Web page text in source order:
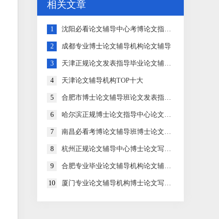
相关文章
1 沈阳必看论文辅导中心考博论文指导中心
2 成都专业博士论文辅导机构论文辅导
3 天津正规论文发表指导毕业论文辅导机构
4 天津论文辅导机构TOP十大
5 合肥市博士论文辅导班论文发表指导中心
6 哈尔滨正规博士论文指导中心论文发表指导机构
7 南昌必看考博论文辅导班博士论文写作指导机构
8 杭州正规论文辅导中心博士论文写作指导机构
9 合肥专业毕业论文辅导机构论文辅导机构
10 厦门专业论文辅导机构博士论文写作指导机构